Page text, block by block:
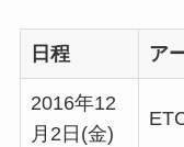
日程 ア
2016年12
月2日(金)